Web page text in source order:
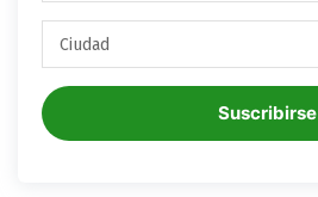
Suscribirse